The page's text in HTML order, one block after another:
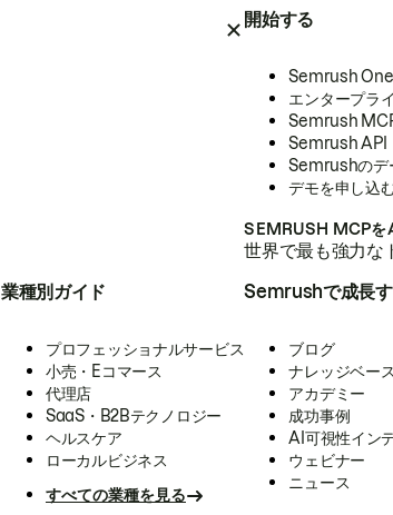
開始する
Semrush One
エンタープラ
Semrush
Semrush API
Semrushのデ
デモを申し込
SEMRUSH MCPを
世界で最も強力な
業種別ガイド
プロフェッショナルサービス
小売・Eコマース
代理店
SaaS・B2Bテクノロジー
ヘルスケア
ローカルビジネス
すべての業種を見る
Semrushで成長
ブログ
ナレッジベース
アカデミー
成功事例
AI可視性イン
ウェビナー
ニュース